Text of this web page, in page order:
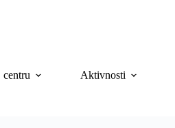
centru Aktivnosti